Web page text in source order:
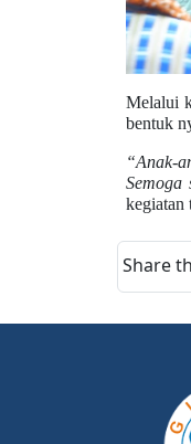
Melalui
bentuk
“Anak-
kegiatan
Share